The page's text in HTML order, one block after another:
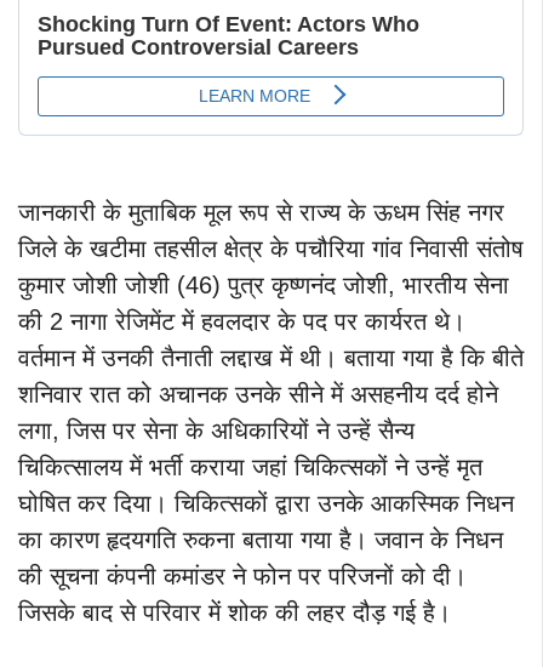
जानकारी के मुताबिक मूल रूप से राज्य के ऊधम सिंह नगर
जिले के खटीमा तहसील क्षेत्र के पचौरिया गांव निवासी संतोष
कुमार जोशी जोशी (46) पुत्र कृष्णनंद जोशी, भारतीय सेना‌
की 2 नागा रेजिमेंट में हवलदार के पद पर कार्यरत थे।
वर्तमान में उनकी तैनाती लद्दाख में थी। बताया गया है कि बीते
शनिवार रात को अचानक उनके सीने में असहनीय दर्द होने
लगा, जिस पर सेना के अधिकारियों ने उन्हें सैन्य
चिकित्सालय में भर्ती कराया जहां चिकित्सकों ने उन्हें मृत
घोषित कर दिया। चिकित्सकों द्वारा उनके आकस्मिक निधन
का कारण हृदयगति रुकना बताया गया है। जवान के निधन
की सूचना कंपनी कमांडर ने फोन पर परिजनों को दी।
जिसके बाद से परिवार में शोक की लहर दौड़ गई है।